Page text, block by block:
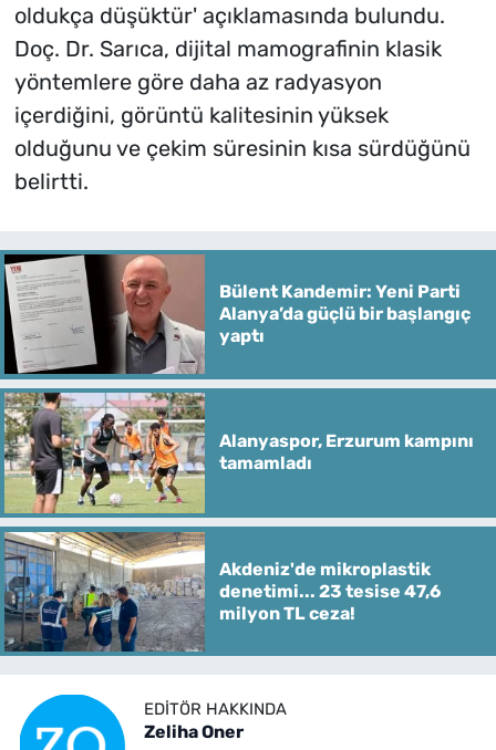
oldukça düşüktür' açıklamasında bulundu.
Doç. Dr. Sarıca, dijital mamografinin klasik
yöntemlere göre daha az radyasyon
içerdiğini, görüntü kalitesinin yüksek
olduğunu ve çekim süresinin kısa sürdüğünü
belirtti.
Bülent Kandemir: Yeni Parti
Alanya’da güçlü bir başlangıç
yaptı
Alanyaspor, Erzurum kampını
tamamladı
Akdeniz'de mikroplastik
denetimi... 23 tesise 47,6
milyon TL ceza!
EDITÖR HAKKINDA
Zeliha Oner